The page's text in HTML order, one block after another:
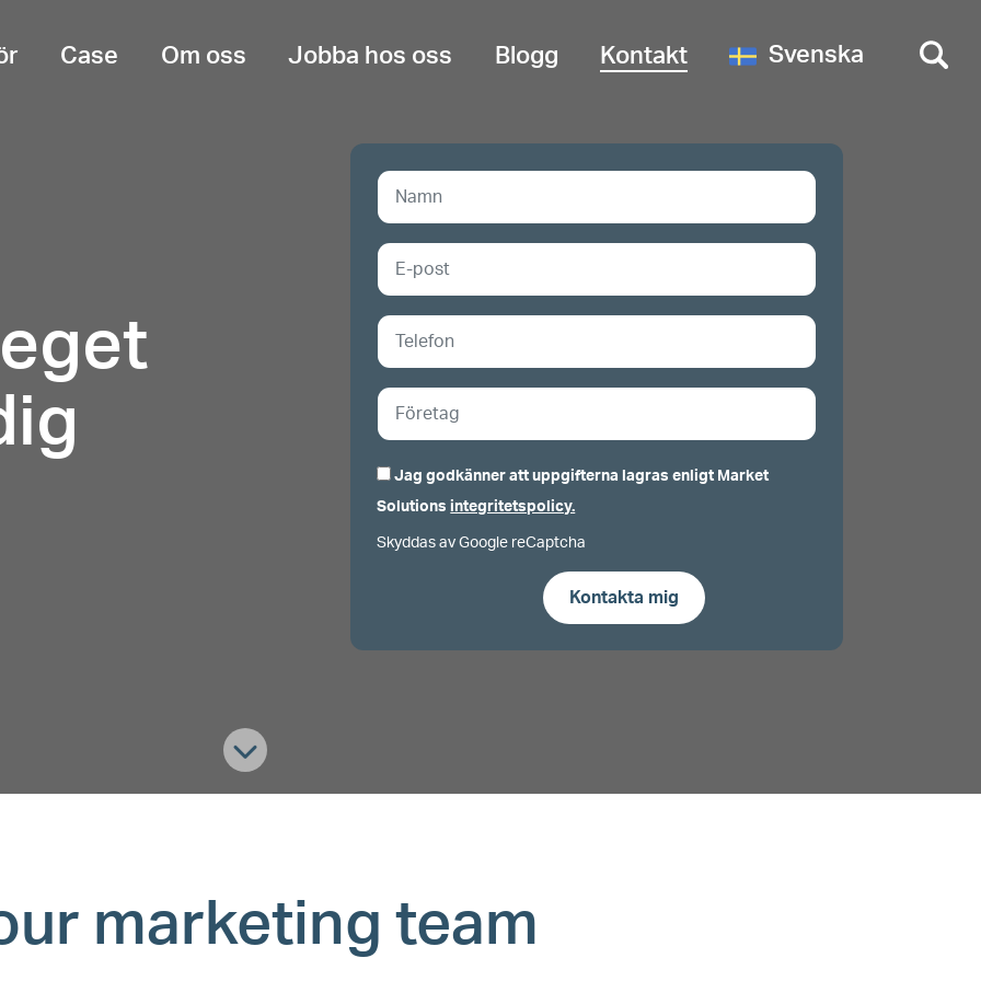
Case Om oss Jobba hos oss Blogg Kontakt Svenska
Jag godkänner att uppgifterna lagras enligt Market
Solutions integritetspolicy.
Skyddas av Google reCaptcha
marketing team